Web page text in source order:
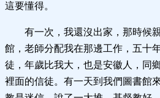
這要懂得。
有一次，我還沒出家，那時候
館，老師分配我在那邊工作，五十
徒，年歲比我大，也是安徽人，同
裡面的信徒。有一天到我們圖書館